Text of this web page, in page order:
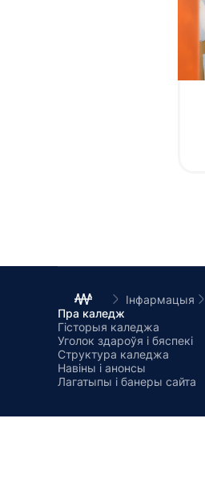
Інфармацыя
Пра каледж
Гісторыя каледжа
Уголок здароўя і бяспекі
Структура каледжа
Навіны і анонсы
Лагатыпы і банеры сайта